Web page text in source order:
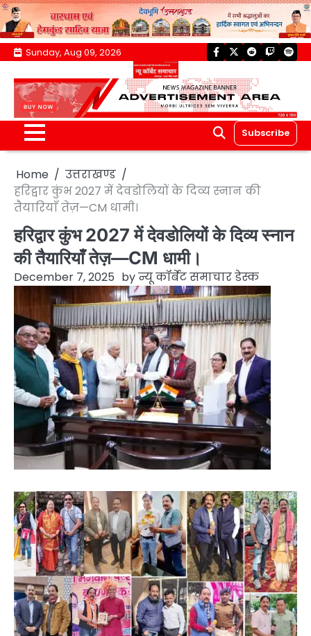
Skip
content
Sunday, Aug 09, 2026 facebook
twitterreddittwitch
Subscribe
Home
उत्तराखण्ड
हरिद्वार कुंभ 2027 में देवडोलियों के दिव्य स्नान की
तैयारियाँ तेज़—CM धामी।
हरिद्वार कुंभ 2027 में देवडोलियों के दिव्य स्नान
की तैयारियाँ तेज़—CM धामी।
December 7, 2025 byन्यू कॉर्बेट समाचार डेस्क